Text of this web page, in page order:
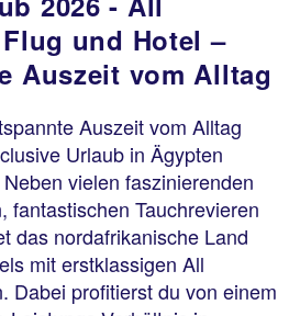
und Hotel –
Auszeit vom Alltag
Auszeit vom Alltag
Urlaub in Ägypten
vielen faszinierenden
fantastischen Tauchrevieren
das nordafrikanische Land
mit erstklassigen All
Dabei profitierst du von einem